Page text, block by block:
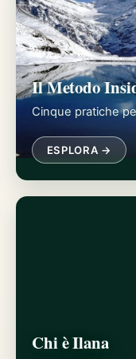
Il Metodo
Cinque pratiche
ESPLORA →
Chi è Ilana